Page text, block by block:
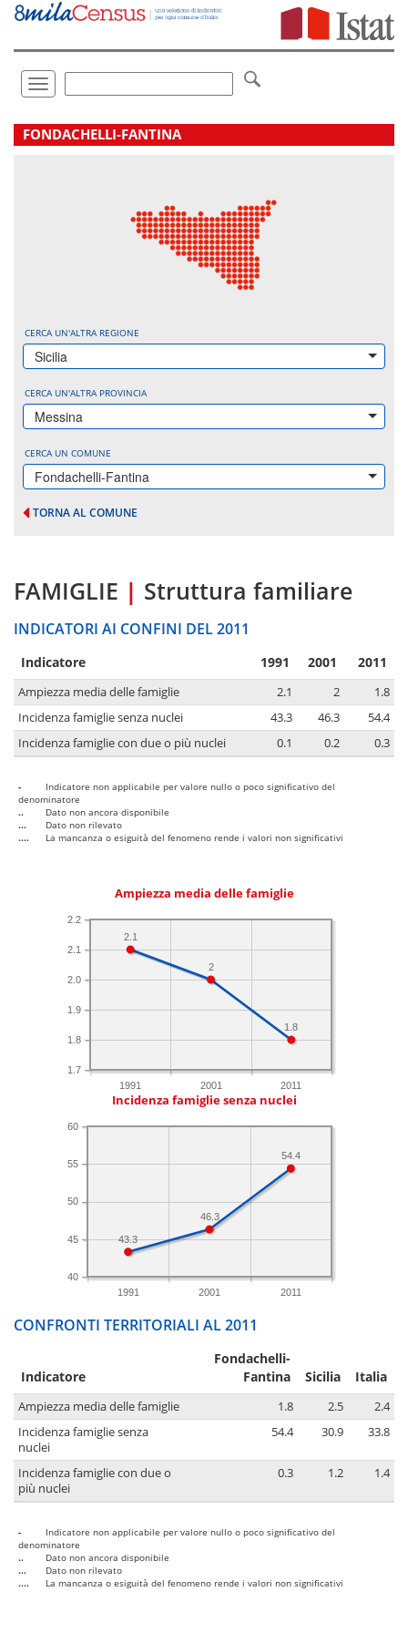
Vai
direttamente
Toggle
navigation
.
FONDACHELLI-FANTINA
CERCA UN'ALTRA REGIONE
Sicilia
CERCA UN'ALTRA PROVINCIA
Messina
CERCA UN COMUNE
Fondachelli-Fantina
TORNA AL COMUNE
FAMIGLIE | Struttura familiare
INDICATORI AI CONFINI DEL 2011
Indicatore 1991 2001 2011
Ampiezza media delle famiglie 2.1 2
1.8
Incidenza famiglie senza nuclei
43.3 46.3
54.4
Incidenza famiglie con due o più nuclei
0.1 0.2 0.3
-
Indicatore non applicabile per valore nullo o poco significativo del
denominatore
..
Dato non ancora disponibile
...
Dato non rilevato
....
La mancanza o esiguità del fenomeno rende i valori non significativi
Ampiezza media delle famiglie
1991 2001 2011
1.7
1.8
1.9
2.0
2.1
2.2
1.8
2
2.1
Incidenza famiglie senza nuclei
1991 2001 2011
40
45
50
55
60
54.4
46.3
43.3
CONFRONTI TERRITORIALI AL 2011
Indicatore
Fondachelli-
Fantina
Sicilia Italia
Ampiezza media delle famiglie 1.8 2.5
2.4
Incidenza famiglie senza
nuclei
54.4 30.9 33.8
Incidenza famiglie con due o
più nuclei
0.3 1.2 1.4
-
Indicatore non applicabile per valore nullo o poco significativo del
denominatore
..
Dato non ancora disponibile
...
Dato non rilevato
....
La mancanza o esiguità del fenomeno rende i valori non significativi